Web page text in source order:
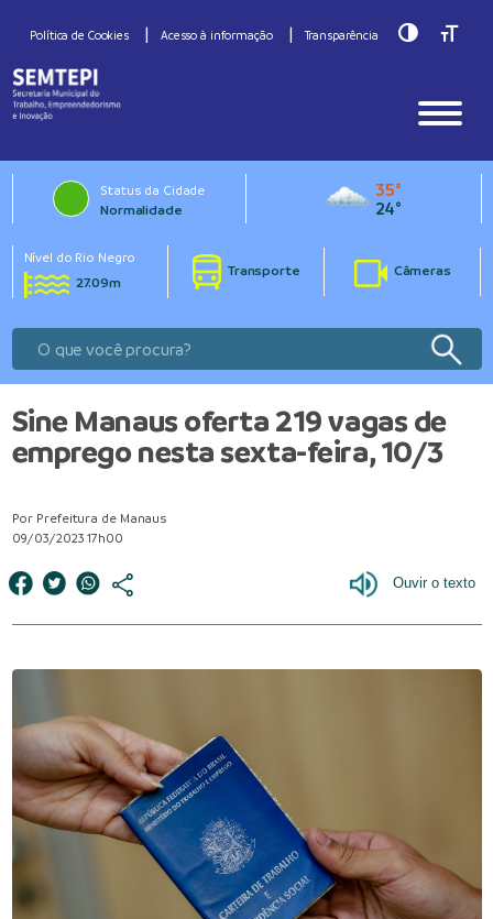
Política de Cookies Acesso à informação Transparência Toggle
Status da Cidade
Normalidade
35°
24°
Nível do Rio Negro
27.09m
Transporte Câmeras
Sine Manaus oferta 219 vagas de
emprego nesta sexta-feira, 10/3
Por Prefeitura de Manaus
09/03/2023 17h00